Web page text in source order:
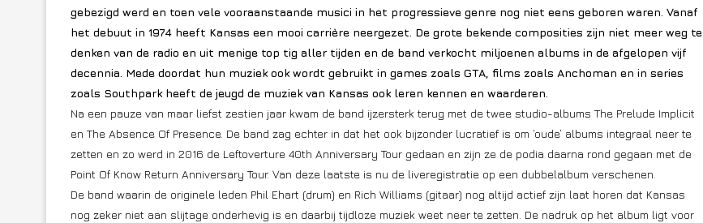
gebezigd werd en toen vele vooraanstaande musici in het progressieve genre nog niet eens geboren waren. Vanaf
het debuut in 1974 heeft Kansas een mooi carrière neergezet. De grote bekende composities zijn niet meer weg te
denken van de radio en uit menige top tig aller tijden en de band verkocht miljoenen albums in de afgelopen vijf
decennia. Mede doordat hun muziek ook wordt gebruikt in games zoals GTA, films zoals Anchoman en in series
zoals Southpark heeft de jeugd de muziek van Kansas ook leren kennen en waarderen.
Na een pauze van maar liefst zestien jaar kwam de band ijzersterk terug met de twee studio-albums The Prelude Implicit
en The Absence Of Presence. De band zag echter in dat het ook bijzonder lucratief is om ‘oude’ albums integraal neer te
zetten en zo werd in 2016 de Leftoverture 40th Anniversary Tour gedaan en zijn ze de podia daarna rond gegaan met de
Point Of Know Return Anniversary Tour. Van deze laatste is nu de liveregistratie op een dubbelalbum verschenen.
De band waarin de originele leden Phil Ehart (drum) en Rich Williams (gitaar) nog altijd actief zijn laat horen dat Kansas
nog zeker niet aan slijtage onderhevig is en daarbij tijdloze muziek weet neer te zetten. De nadruk op het album ligt voor